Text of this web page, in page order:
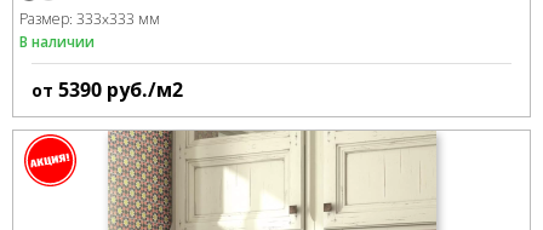
Размер: 333x333 мм
В наличии
от 5390 руб./м2